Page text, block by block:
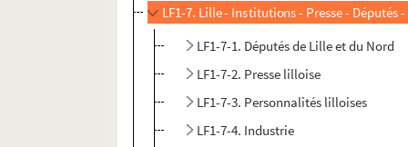
LF1-7. Lille - Institutions - Presse - Députés
LF1-7-1. Députés de Lille et du Nord
LF1-7-2. Presse lilloise
LF1-7-3. Personnalités lilloises
LF1-7-4. Industrie